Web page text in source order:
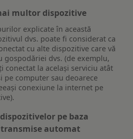
multor dispozitive
explicate în această
dvs. poate fi considerat ca
cu alte dispozitive care vă
gospodăriei dvs. (de exemplu,
conectat la același serviciu atât
pe computer sau deoarece
conexiune la internet pe
pe baza
automat